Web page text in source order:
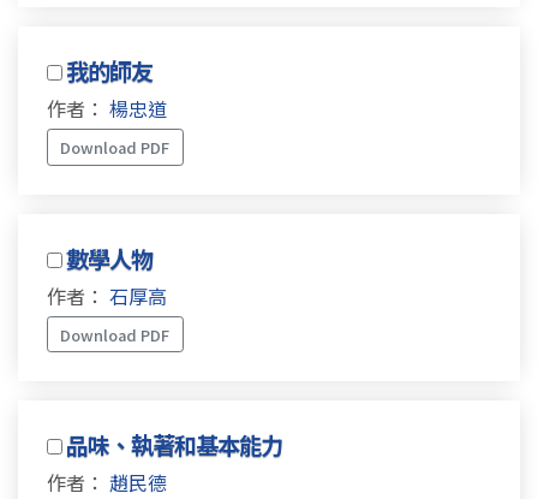
我的師友
作者： 楊忠道
Download PDF
數學人物
作者： 石厚高
Download PDF
品味、執著和基本能力
作者： 趙民德